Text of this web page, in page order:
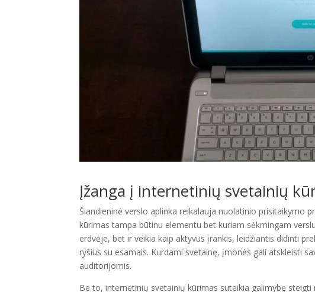
Įžanga į internetinių svetainių
Šiandieninė verslo aplinka reikalauja nuolatinio prisitaikymo
kūrimas tampa būtinu elementu bet kuriam sėkmingam
erdvėje, bet ir veikia kaip aktyvus įrankis, leidžiantis didinti
ryšius su esamais. Kurdami svetainę, įmonės gali atskleisti
auditorijomis.
Be to, internetinių svetainių kūrimas suteikia galimybę